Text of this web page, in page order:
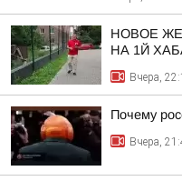
НОВОЕ
НА 1Й
Вчера,
Почему
Вчера,